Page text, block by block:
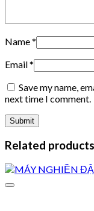
Name*
Email*
Save my name,
next time I comment.
Related products